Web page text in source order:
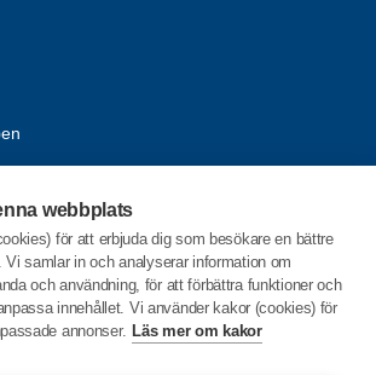
webbplats
för att erbjuda dig som besökare en bättre
Vi samlar in och analyserar information om
och användning, för att förbättra funktioner och
innehållet. Vi använder kakor (cookies) för
annonser. Läs mer om kakor